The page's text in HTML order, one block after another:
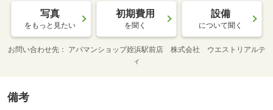
写真
をもっと見たい
初期費用
を聞く
設備
について聞く
お問い合わせ先
アパマンショップ姪浜駅前店 株式会社 ウエストリアルテ
ィ
備考